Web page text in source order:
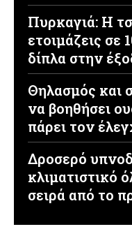
Πυρκαγιά: Η
ετοιμάζεις σε
δίπλα στην
Θηλασμός και
να βοηθήσει
πάρει τον
Δροσερό
κλιματιστικό
σειρά από το